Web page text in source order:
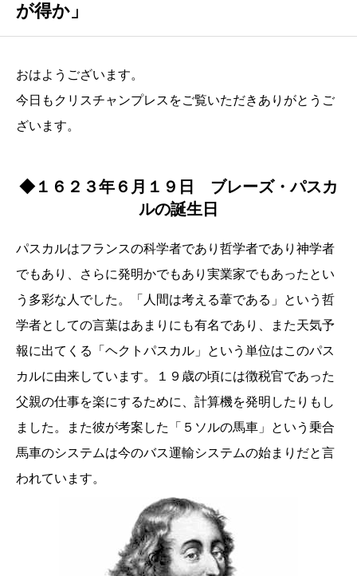
が得か」
おはようございます。
今日もクリスチャンプレスをご覧いただきありがとうご
ざいます。
◆１６２３年６月１９日 ブレーズ・パスカ
ルの誕生日
パスカルはフランスの科学者であり哲学者であり神学者
でもあり、さらに発明かでもあり実業家でもあったとい
う多彩な人でした。「人間は考える葦である」という哲
学者としての言葉はあまりにも有名であり、また天気予
報に出てくる「ヘクトパスカル」という単位はこのパス
カルに由来しています。１９歳の頃には徴税官であった
父親の仕事を楽にするために、計算機を発明したりもし
ました。また彼が考案した「５ソルの馬車」という乗合
馬車のシステムは今のバス運輸システムの始まりだと言
われています。